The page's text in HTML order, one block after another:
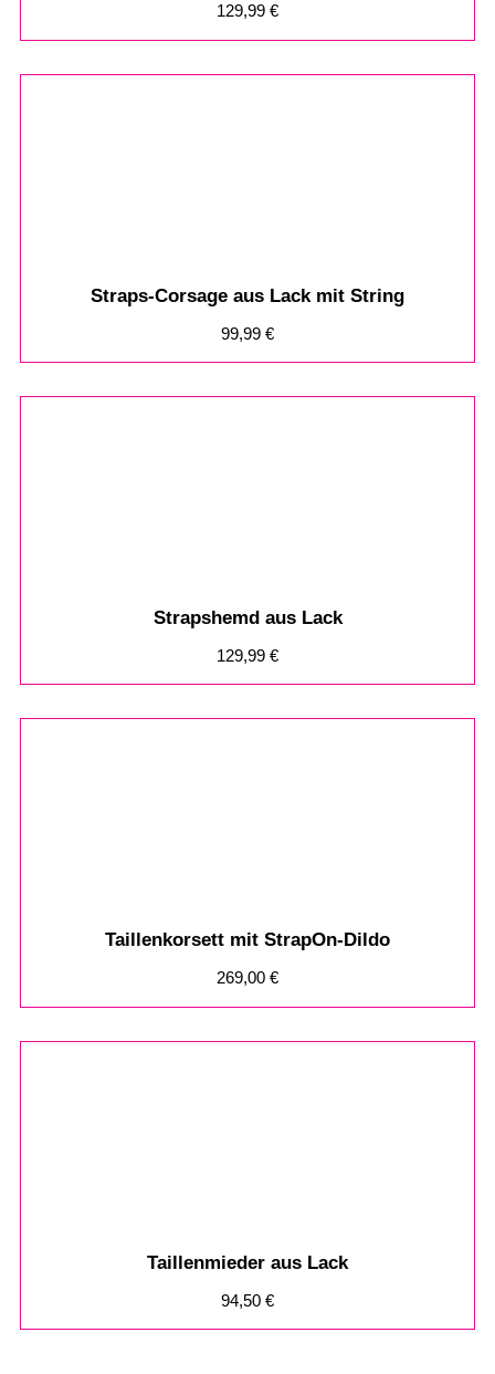
129,99 €
Straps-Corsage aus Lack mit String
99,99 €
Strapshemd aus Lack
129,99 €
Taillenkorsett mit StrapOn-Dildo
269,00 €
Taillenmieder aus Lack
94,50 €